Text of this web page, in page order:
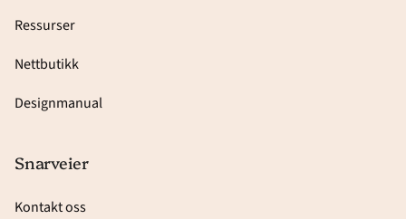
Ressurser
Nettbutikk
Designmanual
Snarveier
Kontakt oss